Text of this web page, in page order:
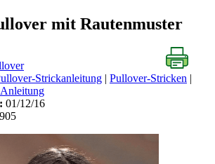
mit Rautenmuster
Strickanleitung Pullover-Stricken
01/12/16